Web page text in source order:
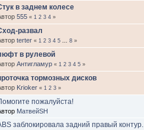
в заднем колесе
555 « 1 2 3 4»
развал
terter « 1 2 3 4 5 ... 8»
в рулевой
Антигламур « 1 2 3 4 5»
тормозных дисков
Krioker « 1 2 3»
пожалуйста!
МатвейSH
заблокировала задний правый контур.